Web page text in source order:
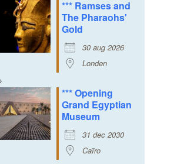
*** Ramses and
The Pharaohs'
Gold
30 aug 2026
Londen
*** Opening
Grand Egyptian
Museum
31 dec 2030
Caïro